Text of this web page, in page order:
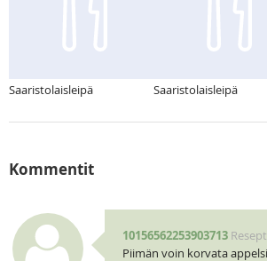
Saaristolaisleipä Saaristolaisleipä
Kommentit
10156562253903713
Piimän voin korvata